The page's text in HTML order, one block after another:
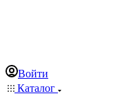
Войти
Каталог